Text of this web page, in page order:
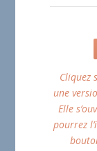
Cliquez
une
Elle
pourrez